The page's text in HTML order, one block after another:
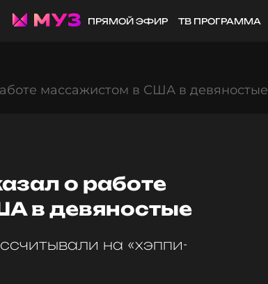
ПРЯМОЙ ЭФИР ТВ ПРОГРАММА
массажистом в США в девяностые
о работе
в девяностые
на «хэппи-